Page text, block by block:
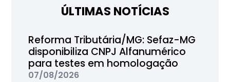
ÚLTIMAS NOTÍCIAS
Reforma Tributária/MG: Sefaz-MG
disponibiliza CNPJ Alfanumérico
para testes em homologação
07/08/2026